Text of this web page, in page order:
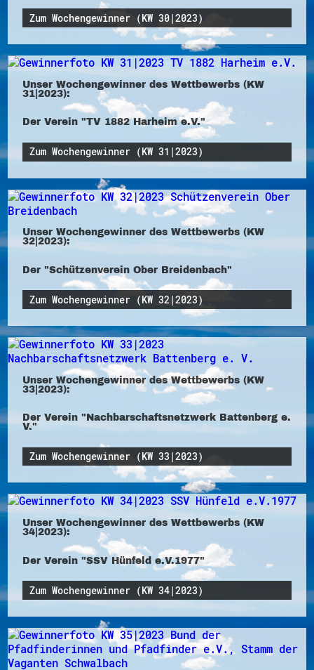
Zum Wochengewinner (KW 30|2023)
Unser Wochengewinner des Wettbewerbs (KW
31|2023):
Der Verein "TV 1882 Harheim e.V."
Zum Wochengewinner (KW 31|2023)
Unser Wochengewinner des Wettbewerbs (KW
32|2023):
Der "Schützenverein Ober Breidenbach"
Zum Wochengewinner (KW 32|2023)
Unser Wochengewinner des Wettbewerbs (KW
33|2023):
Der Verein "Nachbarschaftsnetzwerk Battenberg e.
V."
Zum Wochengewinner (KW 33|2023)
Unser Wochengewinner des Wettbewerbs (KW
34|2023):
Der Verein "SSV Hünfeld e.V.1977"
Zum Wochengewinner (KW 34|2023)